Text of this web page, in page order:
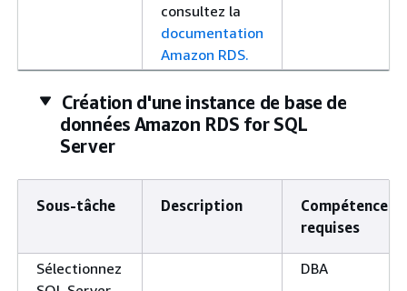
consultez la
documentation
Amazon RDS.
Création d'une instance de base de
données Amazon RDS for SQL
Server
Sous-tâche Description
Compétences
requises
Sélectionnez
DBA